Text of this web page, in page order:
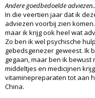
Andere goedbedoelde
In die veertien jaar dat ik
adviezen voorbij zien
maar ik krijg ook heel wat
Zo ben ik wel psychische
gebedsgenezer geweest. Ik
gegaan, maar ben ik bewust
middeltjes en medicijnen
vitaminepreparaten tot aan
China.